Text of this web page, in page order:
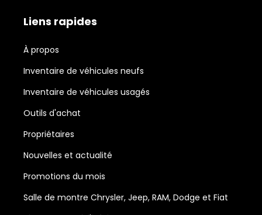
Liens rapides
À propos
Inventaire de véhicules neufs
Inventaire de véhicules usagés
Outils d'achat
Propriétaires
Nouvelles et actualité
Promotions du mois
Salle de montre Chrysler, Jeep, RAM, Dodge et Fiat